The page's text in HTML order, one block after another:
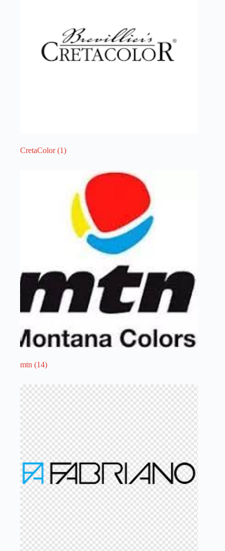
CretaColor(1)
mtn (14)